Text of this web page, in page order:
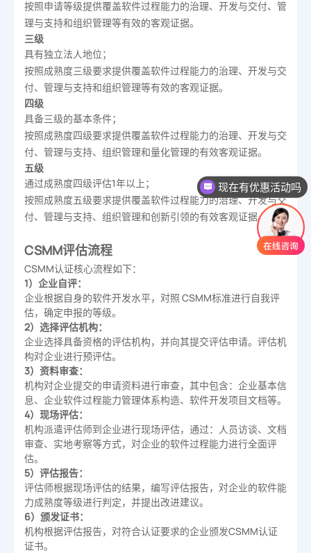
按照申请等级提供覆盖软件过程能力的治理、开发与交付、管
理与支持和组织管理等有效的客观证据。
三级
具有独立法人地位；
按照成熟度三级要求提供覆盖软件过程能力的治理、开发与交
付、管理与支持和组织管理等有效的客观证据。
四级
具备三级的基本条件；
按照成熟度四级要求提供覆盖软件过程能力的治理、开发与交
付、管理与支持、组织管理和量化管理的有效客观证据。
五级
通过成熟度四级评估1年以上；
按照成熟度五级要求提供覆盖软件过程能力的治理、开发与交
付、管理与支持、组织管理和创新引领的有效客观证据。
CSMM评估流程
CSMM认证核心流程如下：
1）企业自评：
企业根据自身的软件开发水平，对照 CSMM标准进行自我评
估，确定申报的等级。
2）选择评估机构：
企业选择具备资格的评估机构，并向其提交评估申请。评估机
构对企业进行预评估。
3）资料审查：
机构对企业提交的申请资料进行审查，其中包含：企业基本信
息、企业软件过程能力管理体系构造、软件开发项目文档等。
4）现场评估：
机构派遣评估师到企业进行现场评估，通过：人员访谈、文档
审查、实地考察等方式，对企业的软件过程能力进行全面评
估。
5）评估报告：
评估师根据现场评估的结果，编写评估报告，对企业的软件能
力成熟度等级进行判定，并提出改进建议。
6）颁发证书：
机构根据评估报告，对符合认证要求的企业颁发CSMM认证
证书。
可以介绍下你们的产品么
现在有优惠活动吗